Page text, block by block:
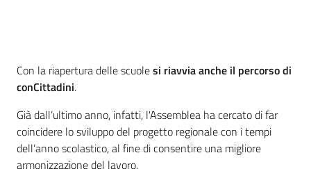
Cos'è
Con la riapertura delle scuolesi riavvia anche il percorso di
conCittadini.
Già dall’ultimo anno, infatti, l'Assemblea ha cercato di far
coincidere lo sviluppo del progetto regionale con i tempi
dell’anno scolastico, al fine di consentire una migliore
armonizzazione del lavoro.